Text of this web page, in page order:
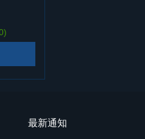
最新通知